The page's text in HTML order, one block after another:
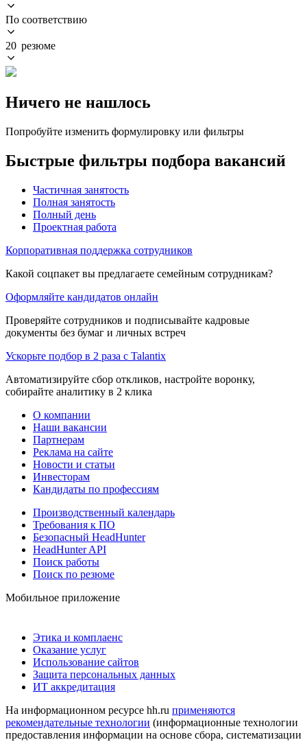
По соответствию
20 резюме
Ничего не нашлось
Попробуйте изменить формулировку или фильтры
Быстрые фильтры подбора вакансий
Частичная занятость
Полная занятость
Полный день
Проектная работа
Корпоративная поддержка сотрудников
Какой соцпакет вы предлагаете семейным сотрудникам?
Оформляйте кандидатов онлайн
Проверяйте сотрудников и подписывайте кадровые
документы без бумаг и личных встреч
Ускорьте подбор в 2 раза с Talantix
Автоматизируйте сбор откликов, настройте воронку,
собирайте аналитику в 2 клика
О компании
Наши вакансии
Партнерам
Реклама на сайте
Новости и статьи
Инвесторам
Кандидаты по профессиям
Производственный календарь
Требования к ПО
Безопасный HeadHunter
HeadHunter API
Поиск работы
Поиск по резюме
Мобильное приложение
Этика и комплаенс
Оказание услуг
Использование сайтов
Защита персональных данных
ИТ аккредитация
На информационном ресурсе hh.ru применяются
рекомендательные технологии (информационные технологии
предоставления информации на основе сбора, систематизации